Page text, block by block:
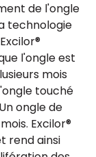
de l'ongle
technologie
l'ongle est
mois
touché
ongle de
Excilor®
rend ainsi